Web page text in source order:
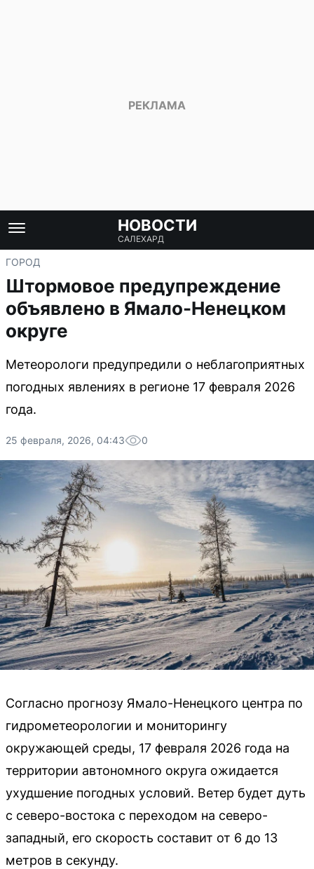
НОВОСТИ
САЛЕХАРД
ГОРОД
Штормовое предупреждение
объявлено в Ямало-Ненецком
округе
Метеорологи предупредили о неблагоприятных
погодных явлениях в регионе 17 февраля 2026
года.
25 февраля, 2026, 04:43 0
Согласно прогнозу Ямало-Ненецкого центра по
гидрометеорологии и мониторингу
окружающей среды, 17 февраля 2026 года на
территории автономного округа ожидается
ухудшение погодных условий. Ветер будет дуть
с северо-востока с переходом на северо-
западный, его скорость составит от 6 до 13
метров в секунду.